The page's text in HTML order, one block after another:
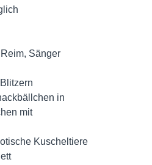
Sänger
in
mit
Kuscheltiere